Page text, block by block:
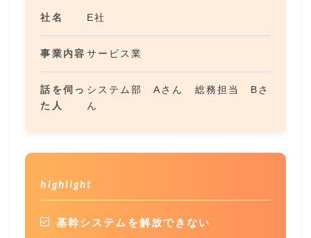
社名 E社
事業内容 サービス業
話を伺っ
た人
システム部 Aさん 総務担当 Bさ
ん
highlight
基幹システムを解放できない